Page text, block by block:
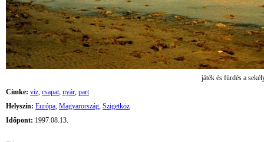
játék és fürdés a
Címke: víz, csapat, nyár, part
Helyszín: Európa, Magyarország, Szigetköz
Időpont: 1997.08.13.